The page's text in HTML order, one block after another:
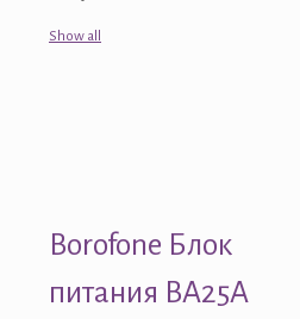
Show all
Borofone Блок
питания BA25A